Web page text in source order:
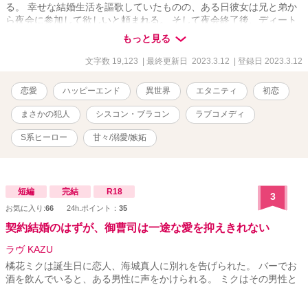
る。 幸せな結婚生活を謳歌していたものの、ある日彼女は兄と弟か
ら夜会に参加して欲しいと頼まれる。 そして夜会終了後、ディート
ハルトに華美な装いをしているところを見られてしまって……？
もっと見る
文字数 19,123 | 最終更新日 2023.3.12 | 登録日 2023.3.12
恋愛 ハッピーエンド 異世界 エタニティ 初恋
まさかの犯人 シスコン・ブラコン ラブコメディ
S系ヒーロー 甘々/溺愛/嫉妬
短編 完結 R18
お気に入り:66 24h.ポイント： 35
3
契約結婚のはずが、御曹司は一途な愛を抑えきれない
ラヴ KAZU
橘花ミクは誕生日に恋人、海城真人に別れを告げられた。 バーでお
酒を飲んでいると、ある男性に声をかけられる。 ミクはその男性と